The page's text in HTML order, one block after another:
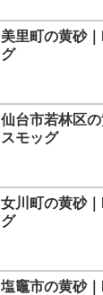
美里町の黄砂
グ
仙台市若林区
スモッグ
女川町の黄砂
グ
塩竈市の黄砂